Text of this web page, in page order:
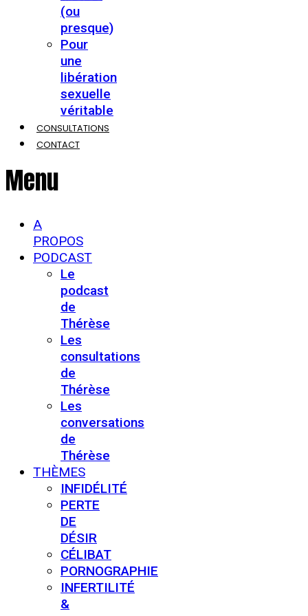
(ou
presque)
Pour
une
libération
sexuelle
véritable
CONSULTATIONS
CONTACT
Menu
A
PROPOS
PODCAST
Le
podcast
de
Thérèse
Les
consultations
de
Thérèse
Les
conversations
de
Thérèse
THÈMES
INFIDÉLITÉ
PERTE
DE
DÉSIR
CÉLIBAT
PORNOGRAPHIE
INFERTILITÉ
&